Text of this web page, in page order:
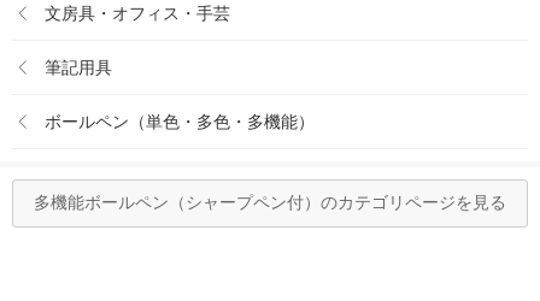
文房具・オフィス・手芸
筆記用具
ボールペン（単色・多色・多機能）
多機能ボールペン（シャープペン付）のカテゴリページを見る